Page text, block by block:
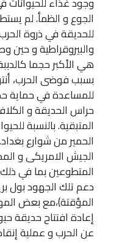
الجوع و الظمأ. لم
للحديقة في ذروة
والبيروقراطية و حين
هي الأكبر حجما
بسبب فوضى الحرب،
للمساعدة في حماية
حراس الحديقة و
المتبقية. بالنسبة
الحمير من شوارع
الجيش الامريكى و
المتطوعين بما في
دعم تلك الجهود بول
المؤقتة)،مع بعض
إعادة افتتاح حديقة
عن الحرب و عملية